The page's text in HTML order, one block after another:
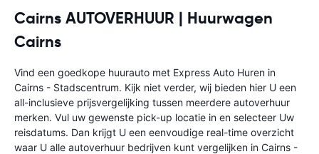
Cairns AUTOVERHUUR | Huurwagen
Cairns
Vind een goedkope huurauto met Express Auto Huren in
Cairns - Stadscentrum. Kijk niet verder, wij bieden hier U een
all-inclusieve prijsvergelijking tussen meerdere autoverhuur
merken. Vul uw gewenste pick-up locatie in en selecteer Uw
reisdatums. Dan krijgt U een eenvoudige real-time overzicht
waar U alle autoverhuur bedrijven kunt vergelijken in Cairns -